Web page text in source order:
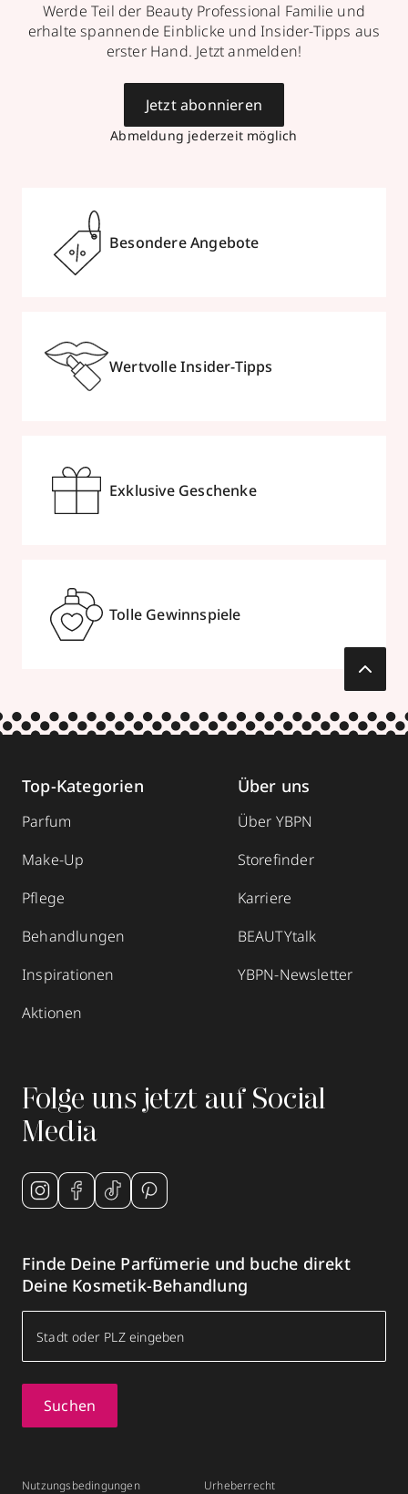
Werde Teil der Beauty Professional Familie und
erhalte spannende Einblicke und Insider-Tipps aus
erster Hand. Jetzt anmelden!
Abmeldung jederzeit möglich
Jetzt abonnieren
Besondere Angebote
Wertvolle Insider-Tipps
Exklusive Geschenke
Tolle Gewinnspiele
Top-Kategorien
Parfum
Make-Up
Pflege
Behandlungen
Inspirationen
Aktionen
Über uns
Über YBPN
Storefinder
Karriere
BEAUTYtalk
YBPN-Newsletter
Folge uns jetzt auf Social
Media
Finde Deine Parfümerie und buche direkt
Deine Kosmetik-Behandlung
Suchen
Nutzungsbedingungen
Urheberrecht